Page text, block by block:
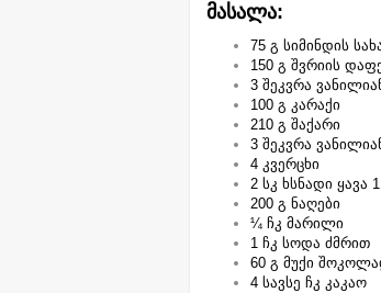
მასალა:
75 გ სიმინდის
150 გ შვრიის
3 შეკვრა
100 გ კარაქი
210 გ შაქარი
3 შეკვრა
4 კვერცხი
2 სკ ხსნადი ყავა
200 გ ნაღები
¼ ჩკ მარილი
1 ჩკ სოდა ძმრით
60 გ მუქი
4 სავსე ჩკ კაკაო